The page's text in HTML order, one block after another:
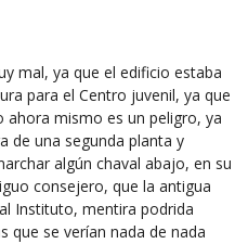
mal, ya que el edificio estaba
para el Centro juvenil, ya que
ahora mismo es un peligro, ya
de una segunda planta y
algún chaval abajo, en su
consejero, que la antigua
Instituto, mentira podrida
que se verían nada de nada